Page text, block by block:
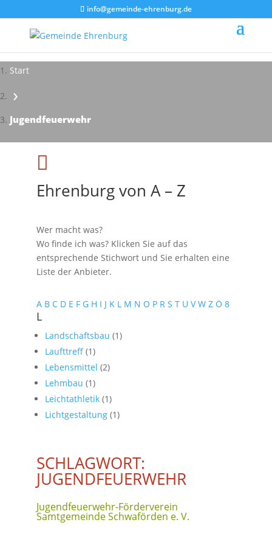
info@gemeinde-ehrenburg.de
Start
›
Jugendfeuerwehr
Impressionen - Mareike Kranz

Ehrenburg von A – Z
Wer macht was?
Wo finde ich was? Klicken Sie auf das
entsprechende Stichwort und Sie erhalten eine
Liste der Anbieter.
A B C D E F G H I J K L M N O P R S T U V W Z Ö 8
L
Landschaftsbau (1)
Laufttreff (1)
Lebensmittel (2)
Lehmbau (1)
Leichtathletik (1)
Lichtgestaltung (1)
SCHLAGWORT:
JUGENDFEUERWEHR
Jugendfeuerwehr-Förderverein
Samtgemeinde Schwaförden e. V.